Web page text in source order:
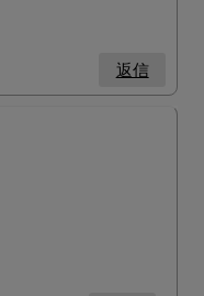
返信